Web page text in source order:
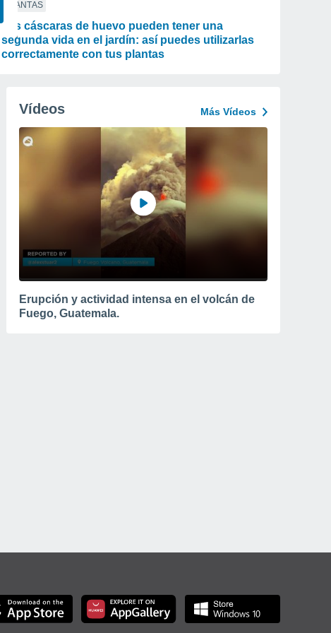
PLANTAS
Las cáscaras de huevo pueden tener una
segunda vida en el jardín: así puedes utilizarlas
correctamente con tus plantas
Vídeos Más Vídeos
Erupción y actividad intensa en el volcán de
Fuego, Guatemala.